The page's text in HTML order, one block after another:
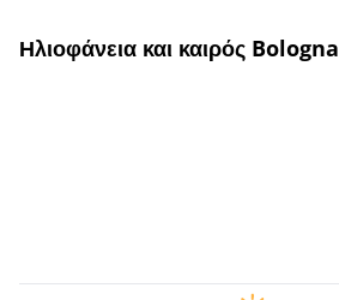
Ηλιοφάνεια και καιρός Bologna